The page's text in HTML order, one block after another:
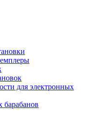
для электронных
барабанов